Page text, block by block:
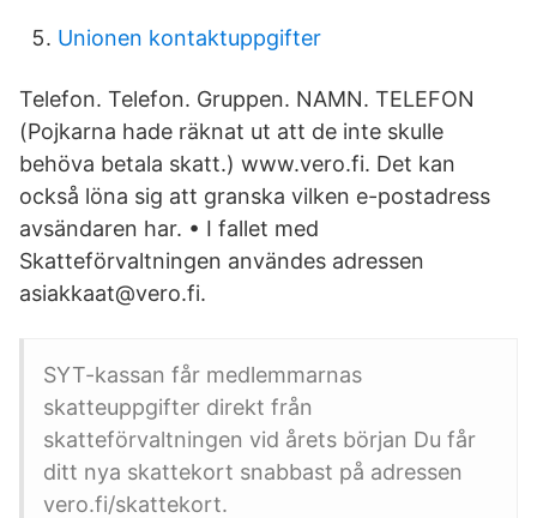
Unionen kontaktuppgifter
Telefon. Telefon. Gruppen. NAMN. TELEFON
(Pojkarna hade räknat ut att de inte skulle
behöva betala skatt.) www.vero.fi. Det kan
också löna sig att granska vilken e-postadress
avsändaren har. • I fallet med
Skatteförvaltningen användes adressen
asiakkaat@vero.fi.
SYT-kassan får medlemmarnas
skatteuppgifter direkt från
skatteförvaltningen vid årets början Du får
ditt nya skattekort snabbast på adressen
vero.fi/skattekort.